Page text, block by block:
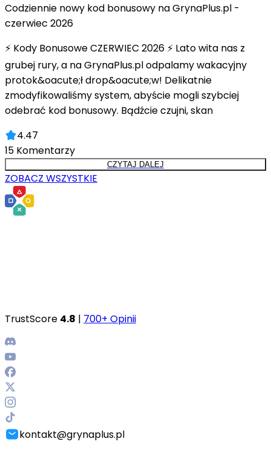
Codziennie nowy kod bonusowy na GrynaPlus.pl -
czerwiec 2026
⚡ Kody Bonusowe CZERWIEC 2026 ⚡ Lato wita nas z
grubej rury, a na GrynaPlus.pl odpalamy wakacyjny
protok&oacute;ł drop&oacute;w! Delikatnie
zmodyfikowaliśmy system, abyście mogli szybciej
odebrać kod bonusowy. Bądźcie czujni, skan
4.47
15 Komentarzy
CZYTAJ DALEJ
ZOBACZ WSZYSTKIE
TrustScore 4.8 | 700+ Opinii
kontakt@grynaplus.pl